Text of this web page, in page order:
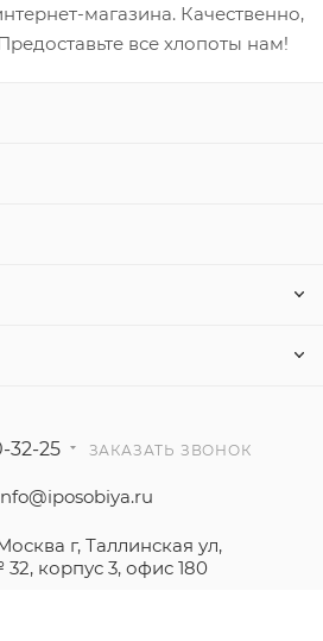
магазина. Качественно,
все хлопоты нам!
32-25 ЗАКАЗАТЬ ЗВОНОК
г, Таллинская ул,
корпус 3, офис 180